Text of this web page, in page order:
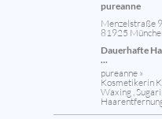
pureanne
Menzelstraße 9
81925
Dauerhafte
...
pureanne »
Kosmetikerin
Waxing ,